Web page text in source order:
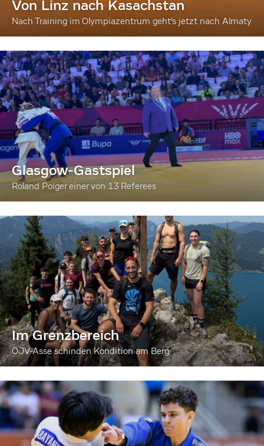
Von Linz nach Kasachstan
Nach Training im Olympiazentrum geht's jetzt nach Almaty
Glasgow-Gastspiel
Roland Poiger einer von 13 Referees
Im Grenzbereich
ÖJV-Asse schinden Kondition am Berg